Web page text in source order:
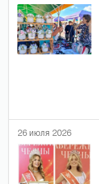
26 июля 2026